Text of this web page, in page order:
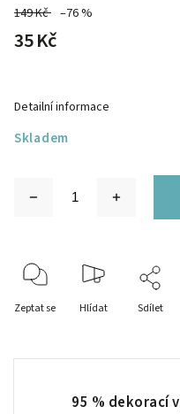
149 Kč –76 %
35 Kč
Skladem
Detailní informace
Zeptat se Hlídat Sdílet
95 % dekorací